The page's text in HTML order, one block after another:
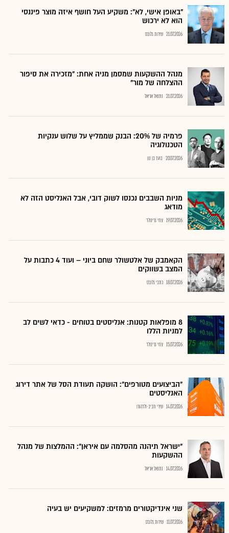
"באופן אישי, לא": משקיע העל חושף איזה מוצר פיננסי
הוא לא ירכוש
21.07.2026 שירות גלובס
מנהל ההשקעות שמסמן מניה אחת: "מזכירה את סיפור
ההצלחה של מור"
21.07.2026 נתנאל אריאל
פרמיה של 20%: הבנק שממליץ על שלוש ענקיות
הטכנולוגיה
20.07.2026 בועז בן נון
מניות השבבים נכנסו לשוק דובי, אבל האנליסט הזה לא
מודאג
19.07.2026 צחי גרינולד
הקאמבק של אלטשולר שחם ביוני – ועוד 4 כתבות על
המצב בשווקים
18.07.2026 כתבי גלובס
8 מופלאות קטנות: אנליסטים בטוחים - כדאי לשים לב
למניות הללו
15.07.2026 צחי גרינולד
"הביצועים מטורפים": הושקה תעודת הסל של אתר דירוג
האנליסטים
14.07.2026 שירי חביב-ולדהורן
"ישראל תיהנה מהסלמה עם איראן": ההמלצות של מנהל
ההשקעות
14.07.2026 נתנאל אריאל
שני אינדיקטורים מרמזים: למשקיעים יש בעיה
11.07.2026 שירות גלובס